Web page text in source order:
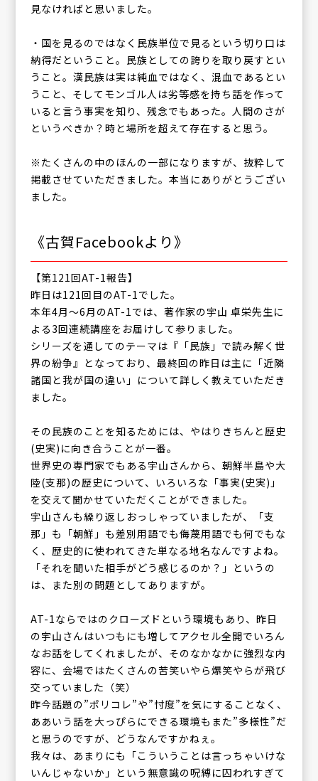
見なければと思いました。
・国を見るのではなく民族単位で見るという切り口は
納得だということ。民族としての誇りを取り戻すとい
うこと。漢民族は実は純血ではなく、混血であるとい
うこと、そしてモンゴル人は劣等感を持ち話を作って
いると言う事実を知り、残念でもあった。人間のさが
というべきか？時と場所を超えて存在すると思う。
※たくさんの中のほんの一部になりますが、抜粋して
掲載させていただきました。本当にありがとうござい
ました。
《古賀Facebookより》
【第121回AT-1報告】
昨日は121回目のAT-1でした。
本年4月〜6月のAT-1では、著作家の宇山 卓栄先生に
よる3回連続講座をお届けして参りました。
シリーズを通してのテーマは『「民族」で読み解く世
界の紛争』となっており、最終回の昨日は主に「近隣
諸国と我が国の違い」について詳しく教えていただき
ました。
その民族のことを知るためには、やはりきちんと歴史
(史実)に向き合うことが一番。
世界史の専門家でもある宇山さんから、朝鮮半島や大
陸(支那)の歴史について、いろいろな「事実(史実)」
を交えて聞かせていただくことができました。
宇山さんも繰り返しおっしゃっていましたが、「支
那」も「朝鮮」も差別用語でも侮蔑用語でも何でもな
く、歴史的に使われてきた単なる地名なんですよね。
「それを聞いた相手がどう感じるのか？」というの
は、また別の問題としてありますが。
AT-1ならではのクローズドという環境もあり、昨日
の宇山さんはいつもにも増してアクセル全開でいろん
なお話をしてくれましたが、そのなかなかに強烈な内
容に、会場ではたくさんの苦笑いやら爆笑やらが飛び
交っていました（笑）
昨今話題の”ポリコレ”や”忖度”を気にすることなく、
ああいう話を大っぴらにできる環境もまた”多様性”だ
と思うのですが、どうなんですかねぇ。
我々は、あまりにも「こういうことは言っちゃいけな
いんじゃないか」という無意識の呪縛に囚われすぎて